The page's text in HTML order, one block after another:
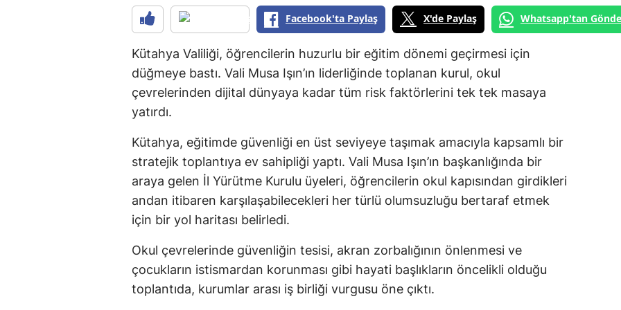
Facebook'ta Paylaş X'de Paylaş Whatsapp'tan
Kütahya Valiliği, öğrencilerin huzurlu bir eğitim dönemi geçirmesi için
düğmeye bastı. Vali Musa Işın’ın liderliğinde toplanan kurul, okul
çevrelerinden dijital dünyaya kadar tüm risk faktörlerini tek tek masaya
yatırdı.
Kütahya, eğitimde güvenliği en üst seviyeye taşımak amacıyla kapsamlı bir
stratejik toplantıya ev sahipliği yaptı. Vali Musa Işın’ın başkanlığında bir
araya gelen İl Yürütme Kurulu üyeleri, öğrencilerin okul kapısından girdikleri
andan itibaren karşılaşabilecekleri her türlü olumsuzluğu bertaraf etmek
için bir yol haritası belirledi.
Okul çevrelerinde güvenliğin tesisi, akran zorbalığının önlenmesi ve
çocukların istismardan korunması gibi hayati başlıkların öncelikli olduğu
toplantıda, kurumlar arası iş birliği vurgusu öne çıktı.